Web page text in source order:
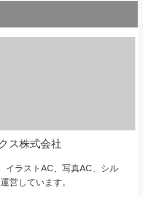
ス株式会社
イラストAC、写真AC、シル
営しています。